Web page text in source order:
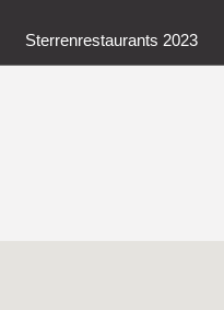
Sterrenrestaurants 2023